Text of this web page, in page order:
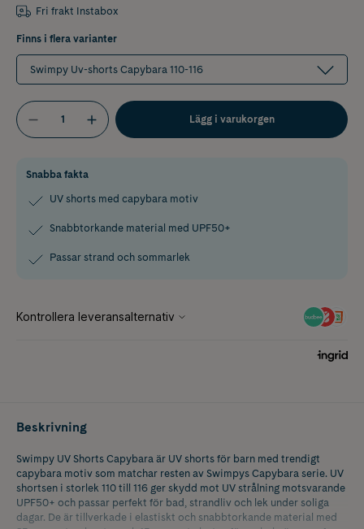
Fri frakt Instabox
Finns i flera varianter
Swimpy Uv-shorts Capybara 110-116
Lägg i varukorgen
Snabba fakta
UV shorts med capybara motiv
Snabbtorkande material med UPF50+
Passar strand och sommarlek
Beskrivning
Swimpy UV Shorts Capybara är UV shorts för barn med trendigt
capybara motiv som matchar resten av Swimpys Capybara serie. UV
shortsen i storlek 110 till 116 ger skydd mot UV strålning motsvarande
UPF50+ och passar perfekt för bad, strandliv och lek under soliga
dagar. De är tillverkade i elastiskt och snabbtorkande material med